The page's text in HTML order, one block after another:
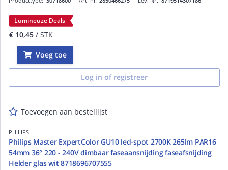
Lumineuze Deals
€ 10,45 / STK
Voeg toe
Log in of registreer
Toevoegen aan bestellijst
PHILIPS
Philips Master ExpertColor GU10 led-spot 2700K 265lm PAR16
54mm 36° 220 - 240V dimbaar faseaansnijding faseafsnijding
Helder glas wit 8718696707555